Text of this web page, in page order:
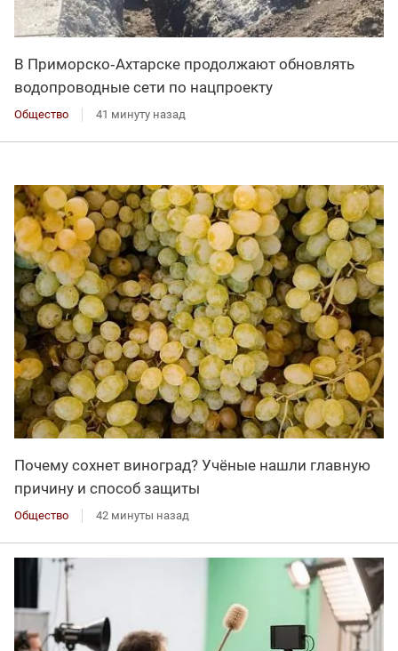
В Приморско‑Ахтарске продолжают обновлять
водопроводные сети по нацпроекту
Общество 41 минуту назад
Почему сохнет виноград? Учёные нашли главную
причину и способ защиты
Общество 42 минуты назад